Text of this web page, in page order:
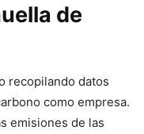
de
recopilando datos
como empresa.
emisiones de las